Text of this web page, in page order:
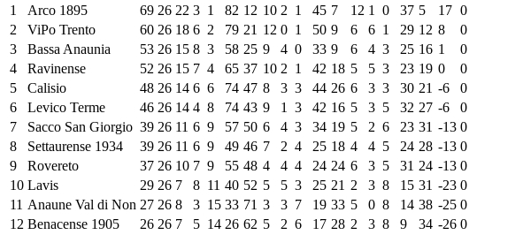
1
Arco 1895 69 26 22 3 1 82 12 10 2 1 45 7 12 1 0 37 5 17 0
2
ViPo Trento 60 26 18 6 2 79 21 12 0 1 50 9 6 6 1 29 12 8
0
3
Bassa Anaunia 53 26 15 8 3 58 25 9 4 0 33 9 6 4 3 25 16 1
0
4
Ravinense 52 26 15 7 4 65 37 10 2 1 42 18 5 5 3 23 19 0
0
5
Calisio 48 26 14 6 6 74 47 8 3 3 44 26 6 3 3 30 21 -6
0
6
Levico Terme 46 26 14 4 8 74 43 9 1 3 42 16 5 3 5 32 27 -6
0
7
Sacco San Giorgio 39 26 11 6 9 57 50 6 4 3 34 19 5 2 6 23 31 -13 0
8
Settaurense 1934 39 26 11 6 9 49 46 7 2 4 25 18 4 4 5 24 28 -13 0
9
Rovereto 37 26 10 7 9 55 48 4 4 4 24 24 6 3 5 31 24 -13 0
10 Lavis 29 26 7 8 11 40 52 5 5 3 25 21 2 3 8 15 31 -23 0
11 Anaune Val di Non 27 26 8 3 15 33 71 3 3 7 19 33 5 0 8 14 38 -25 0
12 Benacense 1905 26 26 7 5 14 26 62 5 2 6 17 28 2 3 8 9 34 -26 0